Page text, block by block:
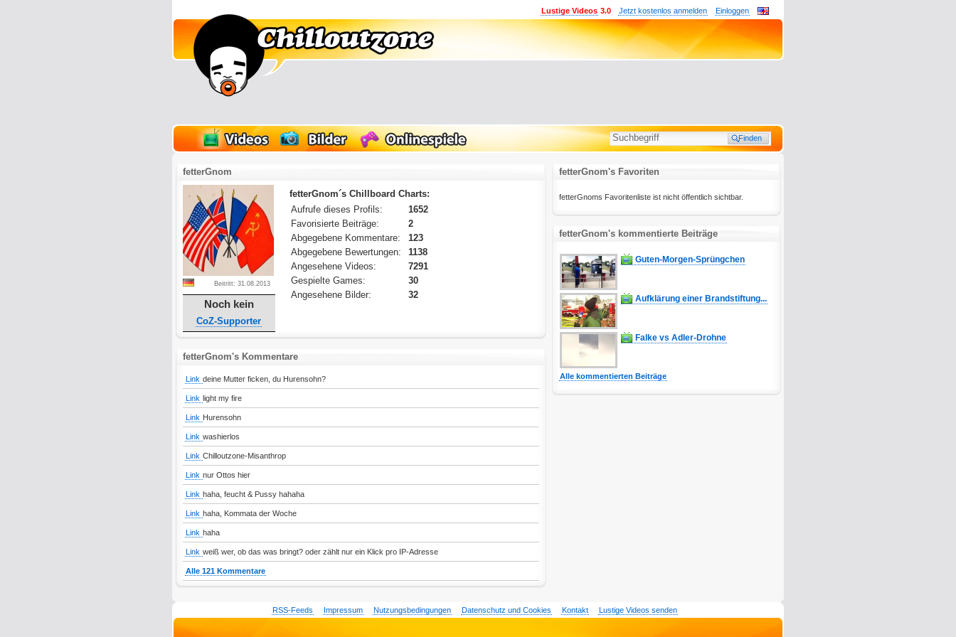
Einloggen
Jetzt kostenlos anmelden
Lustige Videos 3.0
fetterGnom
Beitritt: 31.08.2013
Noch kein
CoZ-Supporter
fetterGnom´s Chillboard Charts:
Aufrufe dieses Profils:
1652
Favorisierte Beiträge:
2
Abgegebene Kommentare:
123
Abgegebene Bewertungen:
1138
Angesehene Videos:
7291
Gespielte Games:
30
Angesehene Bilder:
32
fetterGnom's Kommentare
Link deine Mutter ficken, du Hurensohn?
Link light my fire
Link Hurensohn
Link washierlos
Link Chilloutzone-Misanthrop
Link nur Ottos hier
Link haha, feucht & Pussy hahaha
Link haha, Kommata der Woche
Link haha
Link weiß wer, ob das was bringt? oder zählt nur ein Klick pro IP-Adresse
Alle 121 Kommentare
fetterGnom's Favoriten
fetterGnoms Favoritenliste ist nicht öffentlich sichtbar.
fetterGnom's kommentierte Beiträge
Guten-Morgen-Sprüngchen
Aufklärung einer Brandstiftung...
Falke vs Adler-Drohne
Alle kommentierten Beiträge
RSS-Feeds Impressum Nutzungsbedingungen Datenschutz und Cookies Kontakt Lustige Videos senden